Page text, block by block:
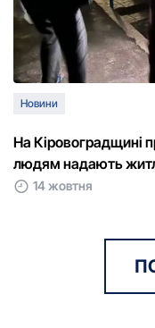
Новини
На Кіровоградщині
людям надають
14 жовтня